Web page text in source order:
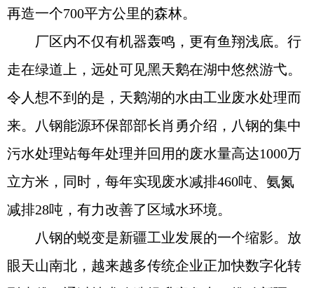
再造一个700平方公里的森林。
厂区内不仅有机器轰鸣，更有鱼翔浅底。行
走在绿道上，远处可见黑天鹅在湖中悠然游弋。
令人想不到的是，天鹅湖的水由工业废水处理而
来。八钢能源环保部部长肖勇介绍，八钢的集中
污水处理站每年处理并回用的废水量高达1000万
立方米，同时，每年实现废水减排460吨、氨氮
减排28吨，有力改善了区域水环境。
八钢的蜕变是新疆工业发展的一个缩影。放
眼天山南北，越来越多传统企业正加快数字化转